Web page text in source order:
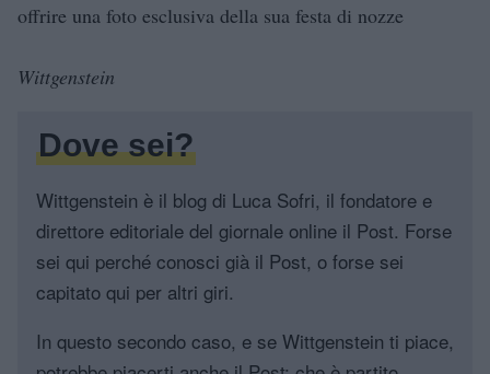
offrire una foto esclusiva della sua festa di nozze
Wittgenstein
Dove sei?
Wittgenstein è il blog di Luca Sofri, il fondatore e
direttore editoriale del giornale online il Post. Forse
sei qui perché conosci già il Post, o forse sei
capitato qui per altri giri.
In questo secondo caso, e se Wittgenstein ti piace,